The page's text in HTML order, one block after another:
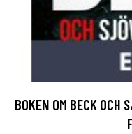
BOKEN OM BECK OCH